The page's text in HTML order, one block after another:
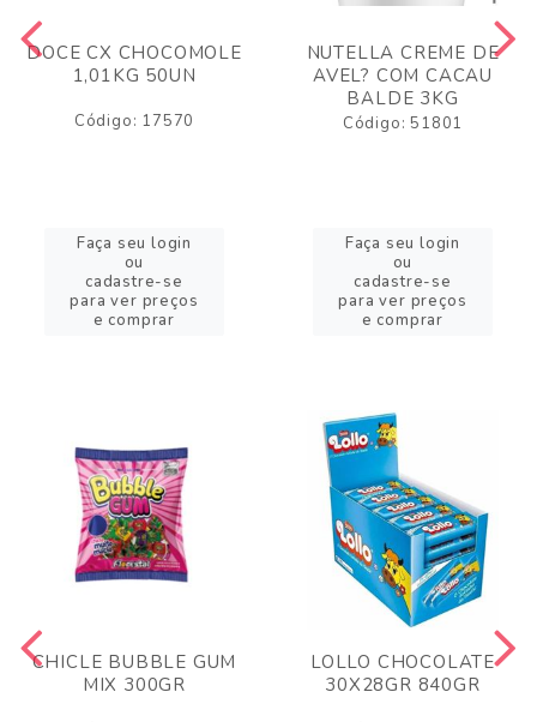
DOCE CX CHOCOMOLE
1,01KG 50UN
Código: 17570
Faça seu login
ou
cadastre-se
para ver preços
e comprar
NUTELLA CREME DE
AVEL? COM CACAU
BALDE 3KG
Código: 51801
Faça seu login
ou
cadastre-se
para ver preços
e comprar
CHICLE BUBBLE GUM
MIX 300GR
LOLLO CHOCOLATE
30X28GR 840GR